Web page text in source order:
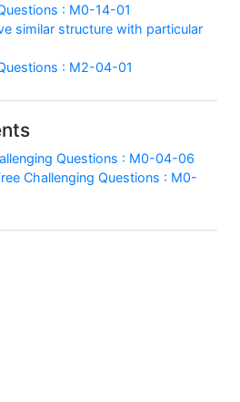
: M0-14-01
similar structure with particular
: M2-04-01
Questions : M0-04-06
Challenging Questions : M0-